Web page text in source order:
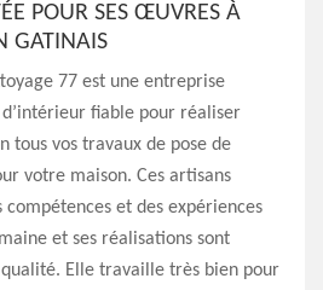
POUR SES ŒUVRES À
GATINAIS
77 est une entreprise
fiable pour réaliser
tous vos travaux de pose de
votre maison. Ces artisans
compétences et des expériences
et ses réalisations sont
Elle travaille très bien pour